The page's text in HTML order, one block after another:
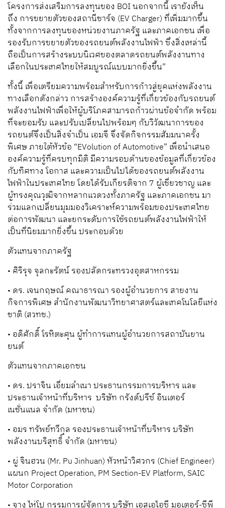
โครงการส่งเสริมการลงทุนของ BOIนอกจากนี้ เรายังเห็น
ถึง การขยายตัวของสถานีชาร์จ (EV Charger)ที่เพิ่มมากขึ้น
ทั้งจากการลงทุนของหน่วยงานภาครัฐ และภาคเอกชน เพื่อ
รองรับการขยายตัวของรถยนต์พลังงานไฟฟ้า ซึ่งสิ่งเหล่านี้
ถือเป็นการสร้างระบบนิเวศของตลาดรถยนต์พลังงานทาง
เลือกในประเทศไทยให้สมบูรณ์แบบมากยิ่งขึ้น”
ทั้งนี้ เพื่อเตรียมความพร้อมสำหรับการก้าวสู่ยุคแห่งพลังงาน
ทางเลือกดังกล่าว การสร้างองค์ความรู้ที่เกี่ยวข้องกับรถยนต์
พลังงานไฟฟ้าเพื่อให้ผู้บริโภคสามารถก้าวผ่านข้อจำกัดพร้อม
ที่จะยอมรับ และปรับเปลี่ยนไปพร้อมๆ กับวิวัฒนาการของ
รถยนต์จึงเป็นสิ่งจำเป็น เอมจีจึงจัดกิจกรรมสัมมนาครั้ง
พิเศษ ภายใต้หัวข้อ “EVolution of Automotive” เพื่อนำเสนอ
องค์ความรู้ที่ครบทุกมิติ มีความรอบด้านของข้อมูลที่เกี่ยวข้อง
กับทิศทาง โอกาส และความเป็นไปได้ของรถยนต์พลังงาน
ไฟฟ้าในประเทศไทย โดยได้รับเกียรติจาก 7 ผู้เชี่ยวชาญ และ
ผู้ทรงคุณวุฒิจากหลากแวดวงทั้งภาครัฐ และภาคเอกชน มา
ร่วมแลกเปลี่ยนมุมมองวิเคราะห์ความพร้อมของประเทศไทย
ต่อการพัฒนา และยกระดับการใช้รถยนต์พลังงานไฟฟ้าให้
เป็นที่นิยมมากยิ่งขึ้นประกอบด้วย
ตัวแทนจากภาครัฐ
• ศิริรุจ จุลกะรัตน์รองปลัดกระทรวงอุตสาหกรรม
• ดร. เจนกฤษณ์ คณาธารณา รองผู้อำนวยการ สายงาน
กิจการพิเศษสำนักงานพัฒนาวิทยาศาสตร์และเทคโนโลยีแห่ง
ชาติ (สวทช.)
• อดิศักดิ์ โรหิตะศุน ผู้ทำการแทนผู้อำนวยการสถาบันยาน
ยนต์
ตัวแทนจากภาคเอกชน
• ดร. ปราจิน เอี่ยมลำเนาประธานกรรมการบริหาร และ
ประธานเจ้าหน้าที่บริหาร บริษัท กรังด์ปรีซ์ อินเตอร์
เนชั่นแนล จำกัด (มหาชน)
• อมรทรัพย์ทวีกุล รองประธานเจ้าหน้าที่บริหารบริษัท
พลังงานบริสุทธิ์จำกัด (มหาชน)
• ผู่จินฮวน (Mr. Pu Jinhuan)หัวหน้าวิศวกร (Chief Engineer)
แผนก Project Operation, PM Section-EV Platform, SAIC
Motor Corporation